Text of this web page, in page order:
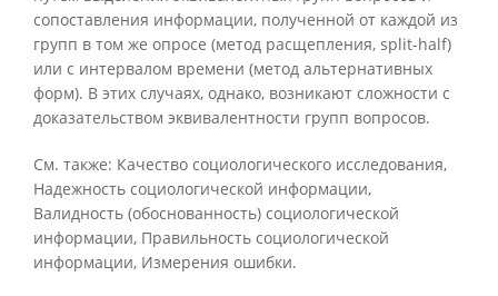
сопоставления информации, полученной от каждой из
групп в том же опросе (метод расщепления, split-half)
или с интервалом времени (метод альтернативных
форм). В этих случаях, однако, возникают сложности с
доказательством эквивалентности групп вопросов.
См. также: Качество социологического исследования,
Надежность социологической информации,
Валидность (обоснованность) социологической
информации, Правильность социологической
информации, Измерения ошибки.